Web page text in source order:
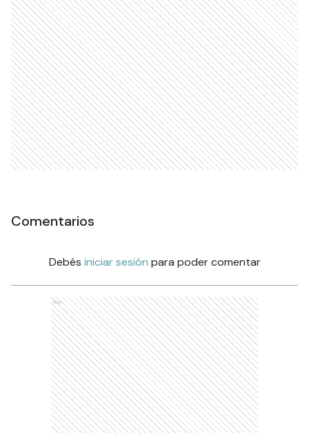
Comentarios
Debés iniciar sesión para poder comentar
Ads